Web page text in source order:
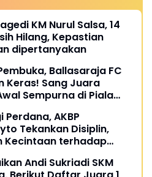
KM Nurul Salsa, 14
Hilang, Kepastian
dipertanyakan
Ballasaraja FC
Keras! Sang Juara
Sempurna di Piala
Perdana, AKBP
Tekankan Disiplin,
Kecintaan terhadap
Andi Sukriadi SKM